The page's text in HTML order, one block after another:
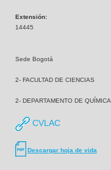
Extensión:
14445
Sede Bogotá
2- FACULTAD DE CIENCIAS
2- DEPARTAMENTO DE QUÍMICA
CVLAC
Descargar hoja de vida